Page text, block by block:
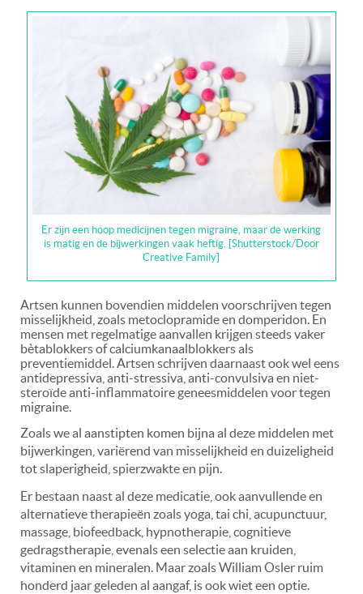
Er zijn een hoop medicijnen tegen migraine, maar de werking
is matig en de bijwerkingen vaak heftig. [Shutterstock/Door
Creative Family]
Artsen kunnen bovendien middelen voorschrijven tegen
misselijkheid, zoals metoclopramide en domperidon. En
mensen met regelmatige aanvallen krijgen steeds vaker
bètablokkers of calciumkanaalblokkers als
preventiemiddel. Artsen schrijven daarnaast ook wel eens
antidepressiva, anti-stressiva, anti-convulsiva en niet-
steroïde anti-inflammatoire geneesmiddelen voor tegen
migraine.
Zoals we al aanstipten komen bijna al deze middelen met
bijwerkingen, variërend van misselijkheid en duizeligheid
tot slaperigheid, spierzwakte en pijn.
Er bestaan naast al deze medicatie, ook aanvullende en
alternatieve therapieën zoals yoga, tai chi, acupunctuur,
massage, biofeedback, hypnotherapie, cognitieve
gedragstherapie, evenals een selectie aan kruiden,
vitaminen en mineralen. Maar zoals William Osler ruim
honderd jaar geleden al aangaf, is ook wiet een optie.